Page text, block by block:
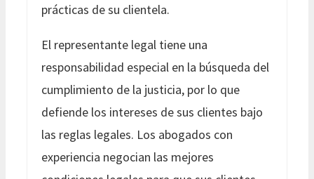
prácticas de su clientela.
El representante legal tiene una
responsabilidad especial en la búsqueda del
cumplimiento de la justicia, por lo que
defiende los intereses de sus clientes bajo
las reglas legales. Los abogados con
experiencia negocian las mejores